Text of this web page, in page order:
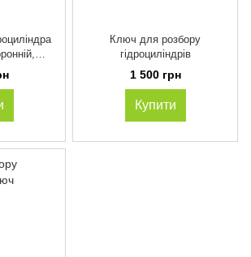
215/250
Ключ для розбору
гідроциліндрів
1 500 грн
Купити